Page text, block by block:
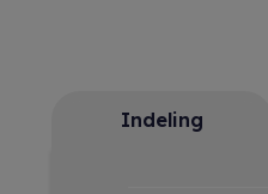
Indeling